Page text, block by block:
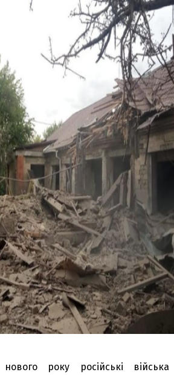
року російські війська